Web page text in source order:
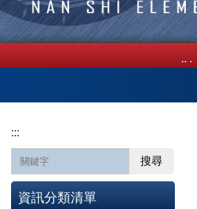
.. .
:::
搜尋
資訊分類清單